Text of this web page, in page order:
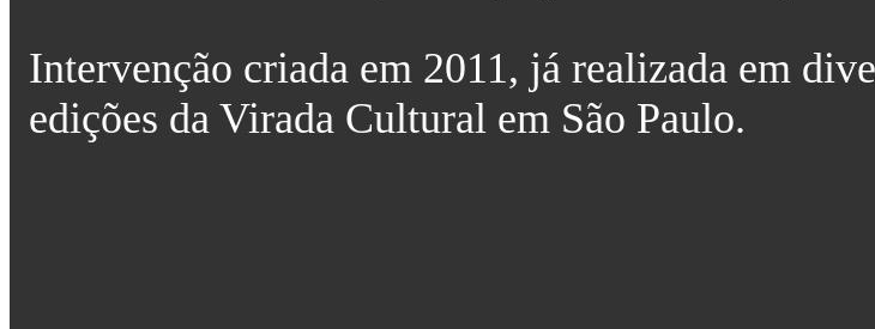
Intervenção criada em 2011, já realizada em
edições da Virada Cultural em São Paulo.